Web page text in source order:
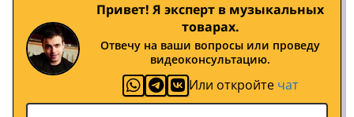
Привет! Я эксперт в музыкальных
товарах.
Отвечу на ваши вопросы или проведу
видеоконсультацию.
Или откройте чат